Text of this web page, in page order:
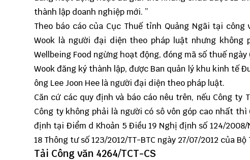
thành lập doanh nghiệp mới. ”
Theo báo cáo của Cục Thuế tỉnh Quảng Ngãi tại công
Wook là người đại diện theo pháp luật nhưng không
Wellbeing Food ngừng hoạt động, đóng mã số thuế ngày
Wook đăng ký thành lập, được Ban quản lý khu kinh tế
ông Lee Joon Hee là người đại diện theo pháp luật.
Căn cứ các quy định và báo cáo nêu trên, nếu Công ty
Công ty không phải là người có sô vôn góp cao nhất
định tại Điểm d Khoản 5 Điều 19 Nghị định số 124/
18 Thông tư số 123/2012/TT-BTC ngày 27/07/2012 của
Tải Công văn 4264/TCT-CS